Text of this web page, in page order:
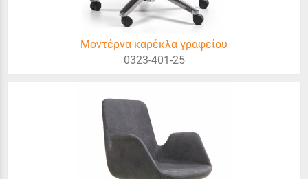
Μοντέρνα καρέκλα γραφείου
0323-401-25